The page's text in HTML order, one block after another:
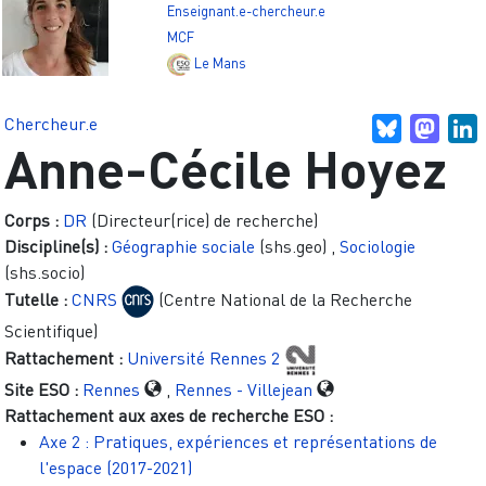
Enseignant.e-chercheur.e
MCF
Le Mans
Bluesky
Chercheur.e
Anne-Cécile Hoyez
Corps : DR (Directeur(rice) de recherche)
Discipline(s) : Géographie sociale (shs.geo) , Sociologie
(shs.socio)
Tutelle : CNRS
(Centre National de la Recherche
Scientifique)
Rattachement : Université Rennes 2
Site ESO : Rennes
Rennes - Villejean
Rattachement aux axes de recherche ESO :
Axe 2 : Pratiques, expériences et représentations de
l'espace (2017-2021)